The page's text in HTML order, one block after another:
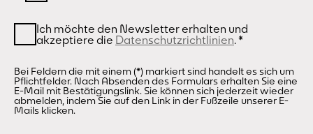
Ich möchte den Newsletter erhalten und
akzeptiere die Datenschutzrichtlinien.*
Bei Feldern die mit einem (*) markiert sind handelt es sich um
Pflichtfelder. Nach Absenden des Formulars erhalten Sie eine
E-Mail mit Bestätigungslink. Sie können sich jederzeit wieder
abmelden, indem Sie auf den Link in der Fußzeile unserer E-
Mails klicken.